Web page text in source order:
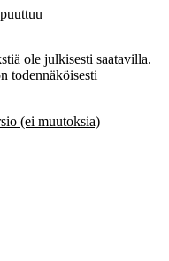
ole julkisesti saatavilla.
todennäköisesti
(ei muutoksia)